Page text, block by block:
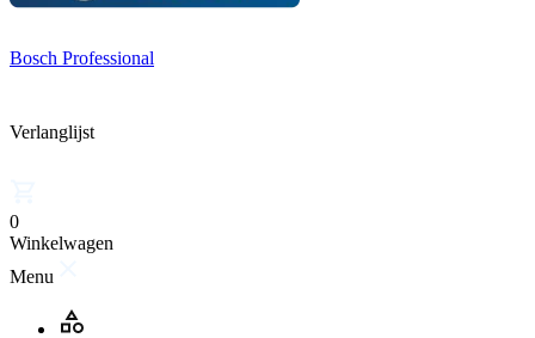
Bosch Professional
Verlanglijst
0
Winkelwagen
Menu